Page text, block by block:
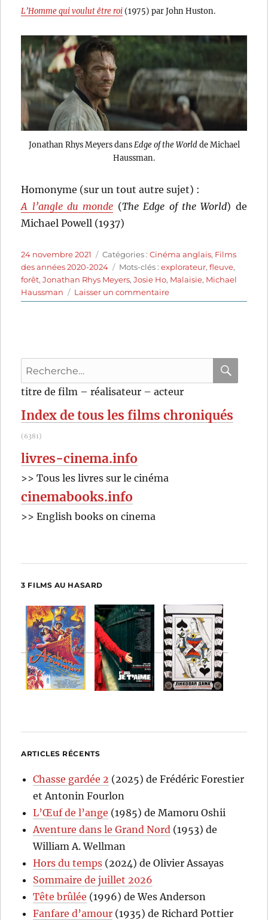
L’Homme qui voulut être roi(1975) par John Huston.
Jonathan Rhys Meyers dans Edge of the Worldde Michael
Haussman.
Homonyme (sur un tout autre sujet) :
A l’angle du monde (The Edge of the World) de
Michael Powell (1937)
Publié
le
24 novembre 2021 Catégories
Catégories :Cinéma anglais, Films
des années 2020-2024
Étiquettes
Mots-clés :explorateur,fleuve,
forêt,Jonathan Rhys Meyers,Josie Ho, Malaisie, Michael
Haussman
Laisser un commentairesur
Edge
Haussman
Recherche
pour
:
titre de film – réalisateur – acteur
Index de tous les films chroniqués
(6381)
livres-cinema.info
>> Tous les livres sur le cinéma
cinemabooks.info
>> English books on cinema
3 FILMS AU HASARD
ARTICLES RÉCENTS
Chasse gardée 2 (2025) de Frédéric Forestier
et Antonin Fourlon
L’Œuf de l’ange (1985) de Mamoru Oshii
Aventure dans le Grand Nord (1953) de
William A. Wellman
Hors du temps (2024) de Olivier Assayas
Sommaire de juillet 2026
Tête brûlée (1996) de Wes Anderson
Fanfare d’amour (1935) de Richard Pottier